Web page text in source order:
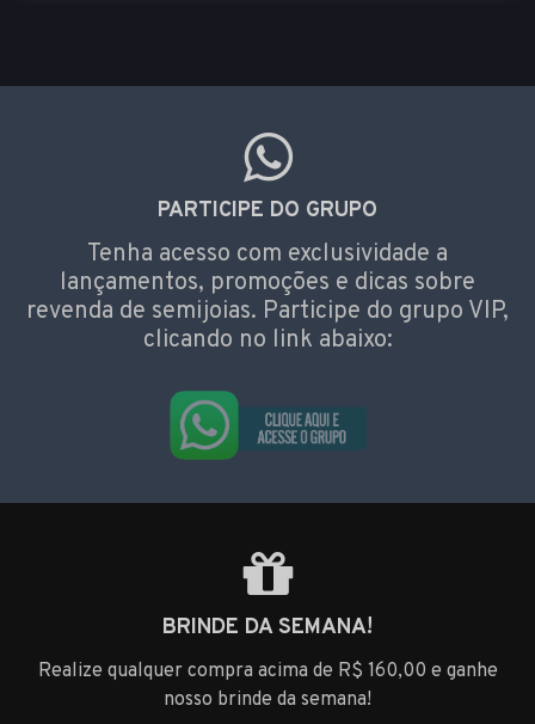
PARTICIPE DO GRUPO
Tenha acesso com exclusividade a
lançamentos, promoções e dicas sobre
revenda de semijoias. Participe do grupo VIP,
clicando no link abaixo:
BRINDE DA SEMANA!
Realize qualquer compra acima de R$ 160,00 e ganhe
nosso brinde da semana!